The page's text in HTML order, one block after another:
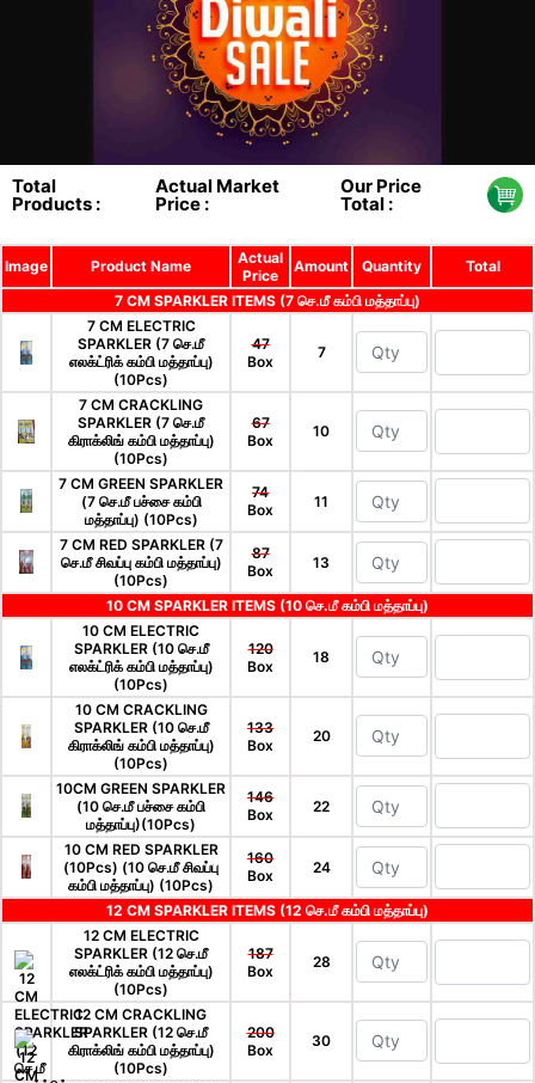
Total
Products :
Actual Market
Price :
Our Price
Total :
Image Product Name
Actual
Price
Amount Quantity
Total
7 CM SPARKLER ITEMS (7 செ.மீ கம்பி மத்தாப்பு)
7 CM ELECTRIC
SPARKLER (7 செ.மீ
எலக்ட்ரிக் கம்பி மத்தாப்பு)
(10Pcs)
47
Box
7
7 CM CRACKLING
SPARKLER (7 செ.மீ
கிராக்லிங் கம்பி மத்தாப்பு)
(10Pcs)
67
Box
10
7 CM GREEN SPARKLER
(7 செ.மீ பச்சை கம்பி
மத்தாப்பு) (10Pcs)
74
Box
11
7 CM RED SPARKLER (7
செ.மீ சிவப்பு கம்பி மத்தாப்பு)
(10Pcs)
87
Box
13
10 CM SPARKLER ITEMS (10 செ.மீ கம்பி மத்தாப்பு)
10 CM ELECTRIC
SPARKLER (10 செ.மீ
எலக்ட்ரிக் கம்பி மத்தாப்பு)
(10Pcs)
120
Box
18
10 CM CRACKLING
SPARKLER (10 செ.மீ
கிராக்லிங் கம்பி மத்தாப்பு)
(10Pcs)
133
Box
20
10CM GREEN SPARKLER
(10 செ.மீ பச்சை கம்பி
மத்தாப்பு)(10Pcs)
146
Box
22
10 CM RED SPARKLER
(10Pcs) (10 செ.மீ சிவப்பு
கம்பி மத்தாப்பு) (10Pcs)
160
Box
24
12 CM SPARKLER ITEMS (12 செ.மீ கம்பி மத்தாப்பு)
12 CM ELECTRIC
SPARKLER (12 செ.மீ
எலக்ட்ரிக் கம்பி மத்தாப்பு)
(10Pcs)
187
Box
28
12 CM CRACKLING
SPARKLER (12 செ.மீ
கிராக்லிங் கம்பி மத்தாப்பு)
(10Pcs)
200
Box
30